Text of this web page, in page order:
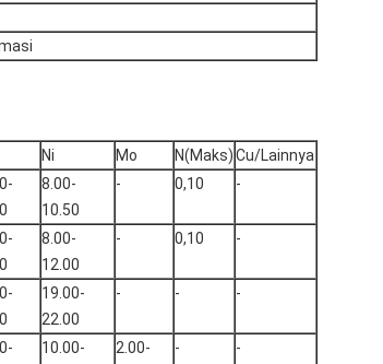
Ni Mo N(Maks)Cu/Lainnya
8.00-
10.50
- 0,10 -
8.00-
12.00
- 0,10 -
19.00-
22.00
- - -
10.00-
2.00-
- -